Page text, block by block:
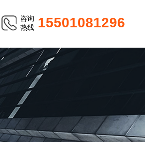
咨询
热线 15501081296